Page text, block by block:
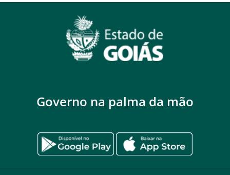
Governo na palma da mão